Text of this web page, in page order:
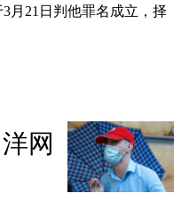
月21日判他罪名成立，择
网